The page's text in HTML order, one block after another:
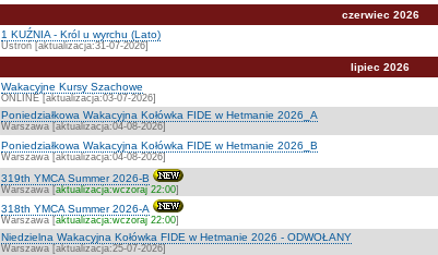
czerwiec 2026
1 KUŹNIA - Król u wyrchu (Lato)
Ustroń [aktualizacja:31-07-2026]
lipiec 2026
Wakacyjne Kursy Szachowe
ONLINE [aktualizacja:03-07-2026]
Poniedziałkowa Wakacyjna Kołówka FIDE w Hetmanie 2026_A
Warszawa [aktualizacja:04-08-2026]
Poniedziałkowa Wakacyjna Kołówka FIDE w Hetmanie 2026_B
Warszawa [aktualizacja:04-08-2026]
319th YMCA Summer 2026-B
Warszawa [aktualizacja:wczoraj 22:00]
318th YMCA Summer 2026-A
Warszawa [aktualizacja:wczoraj 22:00]
Niedzielna Wakacyjna Kołówka FIDE w Hetmanie 2026 - ODWOŁANY
Warszawa [aktualizacja:25-07-2026]